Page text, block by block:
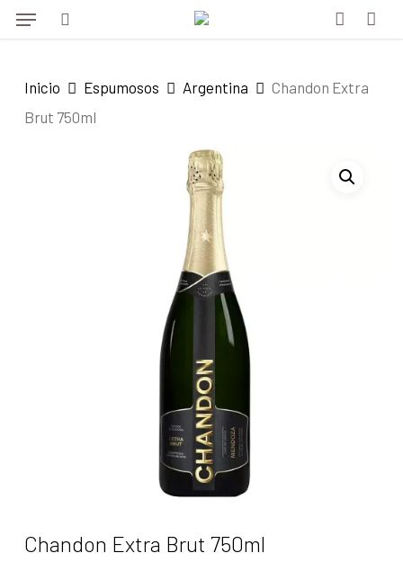
Skip
content
Menu
Inicio Espumosos Argentina
Chandon Extra
Brut 750ml
Chandon Extra Brut 750ml